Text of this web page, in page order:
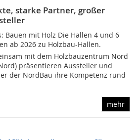
starke Partner, großer
Bauen mit Holz Die Hallen 4 und 6
ab 2026 zu Holzbau-Hallen.
mit dem Holzbauzentrum Nord
präsentieren Aussteller und
der NordBau ihre Kompetenz rund
mehr